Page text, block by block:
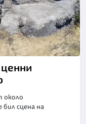
около
сцена на